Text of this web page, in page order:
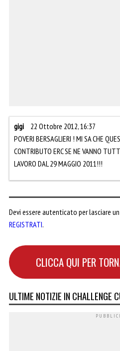
gigi
22 Ottobre 2012, 16:37
POVERI BERSAGLIERI ! MI SA CHE
CONTRIBUTO ERC SE NE VANNO
LAVORO DAL 29 MAGGIO 2011!!!
Devi essere autenticato per lasciare
REGISTRATI.
CLICCA QUI PER
ULTIME NOTIZIE IN CHALLENGE